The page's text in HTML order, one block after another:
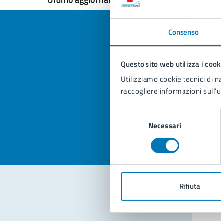
Consenso
Questo sito web utilizza i
Utilizziamo cookie tecnici di
raccogliere informazioni
Necessari
Rifiuta